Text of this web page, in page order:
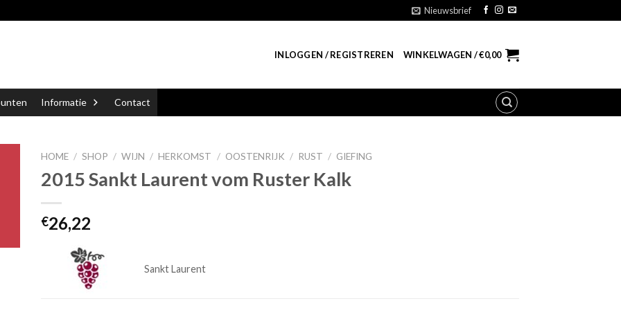
Nieuwsbrief
INLOGGEN / REGISTREREN WINKELWAGEN /€0,00
Informatie Contact
HOME / SHOP / WIJN / HERKOMST / OOSTENRIJK / RUST / GIEFING
2015 Sankt Laurent vom Ruster Kalk
€26,22
Sankt Laurent